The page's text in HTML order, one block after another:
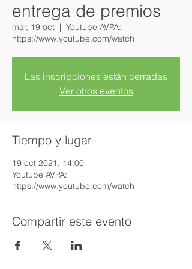
entrega de premios
mar, 19 oct
  |
Youtube AVPA:
https://www.youtube.com/watch
Las inscripciones están cerradas
Ver otros eventos
Tiempo y lugar
19 oct 2021, 14:00
Youtube AVPA:
https://www.youtube.com/watch
Compartir este evento